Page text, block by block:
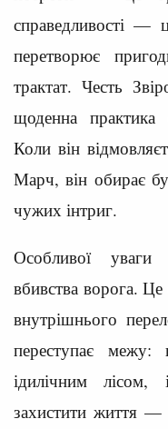
справедливості —
перетворює
трактат. Честь
щоденна практика
Коли він
Марч, він обирає
чужих інтриг.
Особливої уваги
вбивства ворога.
внутрішнього
переступає
ідилічним
захистити життя —